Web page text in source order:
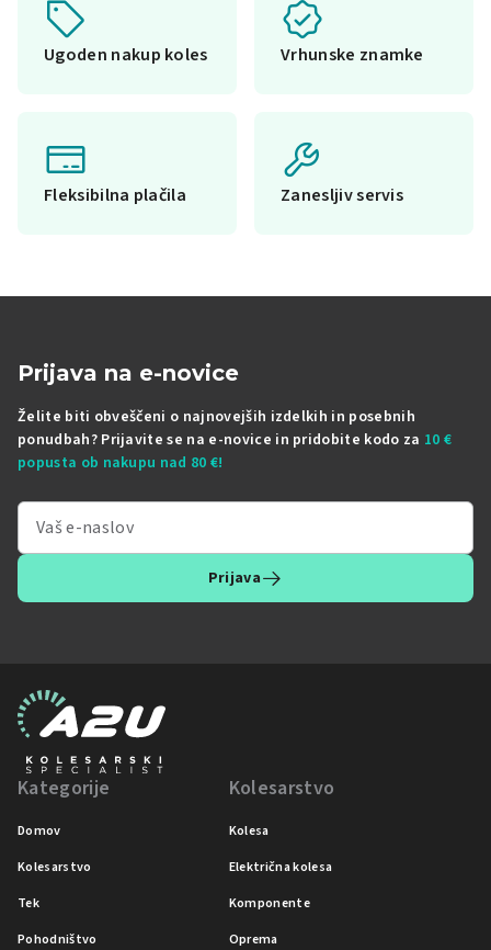
Ugoden nakup koles Vrhunske znamke
Fleksibilna plačila Zanesljiv servis
Prijava na e-novice
Želite biti obveščeni o najnovejših izdelkih in posebnih
ponudbah? Prijavite se na e-novice in pridobite kodo za 10 €
popusta ob nakupu nad 80 €!
Prijava
Kategorije
Domov
Kolesarstvo
Tek
Pohodništvo
Kolesarstvo
Kolesa
Električna kolesa
Komponente
Oprema